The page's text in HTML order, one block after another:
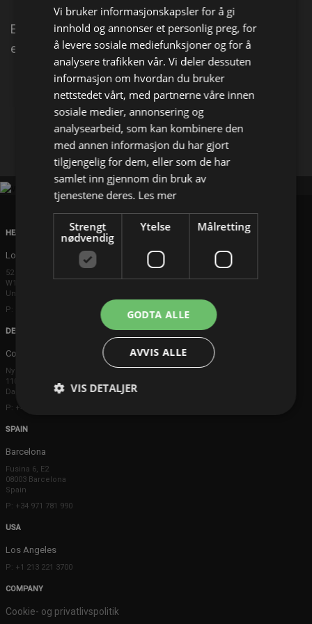
Ein eitt år gamal fransk bulldogg er allereie på jakt
etter sin fjerde heim.
Facebook X E-mail
HEAD OFFICE
London
52 Brook Street
W1K 5DS London
United Kingdom
P: +44 203 608 8181
DENMARK
Copenhagen
Ny Østergade 20
1101 København K
Danmark
P: +45 3698 8480
SPAIN
Barcelona
Fusina 6, E2
08003 Barcelona
Spain
P: +34 971 781 990
USA
Los Angeles
P: +1 213 221 3700
COMPANY
Cookie- og privatlivspolitik
Vi bruker informasjonskapsler for å gi
innhold og annonser et personlig preg, for
å levere sosiale mediefunksjoner og for å
analysere trafikken vår. Vi deler dessuten
informasjon om hvordan du bruker
nettstedet vårt, med partnerne våre innen
sosiale medier, annonsering og
analysearbeid, som kan kombinere den
med annen informasjon du har gjort
tilgjengelig for dem, eller som de har
samlet inn gjennom din bruk av
tjenestene deres. Les mer
Strengt
nødvendig
Ytelse Målretting
GODTA ALLE
AVVIS ALLE
VIS DETALJER